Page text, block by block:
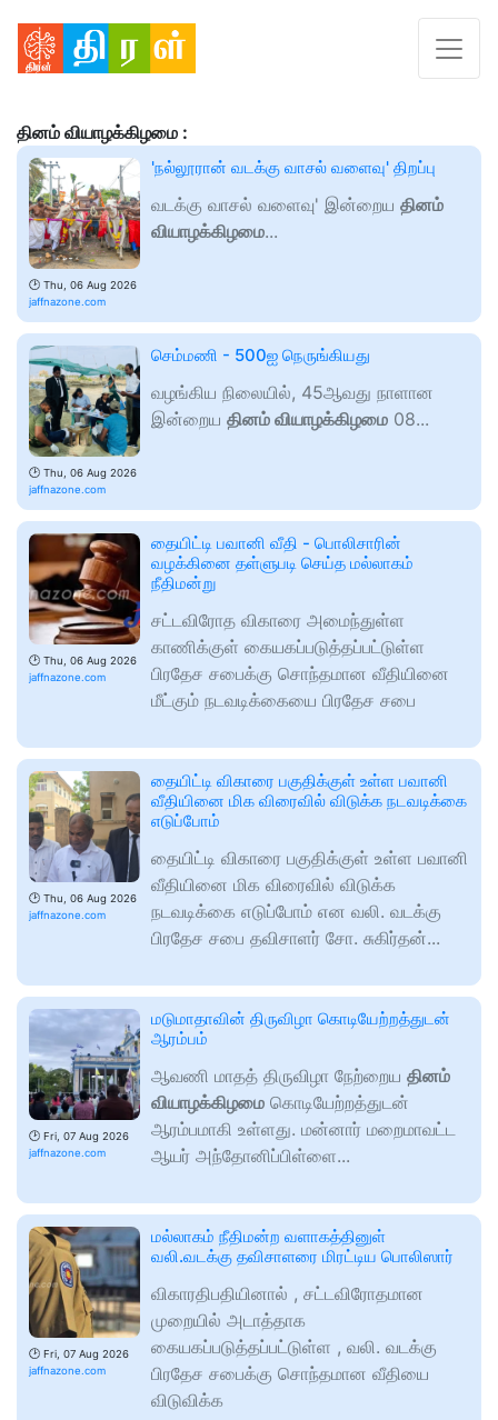
தினம் வியாழக்கிழமை :
🕑 Thu, 06 Aug 2026
jaffnazone.com
'நல்லூரான் வடக்கு வாசல் வளைவு' திறப்பு
வடக்கு வாசல் வளைவு' இன்றைய தினம்
வியாழக்கிழமை...
🕑 Thu, 06 Aug 2026
jaffnazone.com
செம்மணி - 500ஐ நெருங்கியது
வழங்கிய நிலையில், 45ஆவது நாளான
இன்றைய தினம் வியாழக்கிழமை 08...
🕑 Thu, 06 Aug 2026
jaffnazone.com
தையிட்டி பவானி வீதி - பொலிசாரின்
வழக்கினை தள்ளுபடி செய்த மல்லாகம்
நீதிமன்று
சட்டவிரோத விகாரை அமைந்துள்ள
காணிக்குள் கையகப்படுத்தப்பட்டுள்ள
பிரதேச சபைக்கு சொந்தமான வீதியினை
மீட்கும் நடவடிக்கையை பிரதேச சபை
🕑 Thu, 06 Aug 2026
jaffnazone.com
தையிட்டி விகாரை பகுதிக்குள் உள்ள பவானி
வீதியினை மிக விரைவில் விடுக்க நடவடிக்கை
எடுப்போம்
தையிட்டி விகாரை பகுதிக்குள் உள்ள பவானி
வீதியினை மிக விரைவில் விடுக்க
நடவடிக்கை எடுப்போம் என வலி. வடக்கு
பிரதேச சபை தவிசாளர் சோ. சுகிர்தன்...
🕑 Fri, 07 Aug 2026
jaffnazone.com
மடுமாதாவின் திருவிழா கொடியேற்றத்துடன்
ஆரம்பம்
ஆவணி மாதத் திருவிழா நேற்றைய தினம்
வியாழக்கிழமை கொடியேற்றத்துடன்
ஆரம்பமாகி உள்ளது. மன்னார் மறைமாவட்ட
ஆயர் அந்தோனிப்பிள்ளை...
🕑 Fri, 07 Aug 2026
jaffnazone.com
மல்லாகம் நீதிமன்ற வளாகத்தினுள்
வலி.வடக்கு தவிசாளரை மிரட்டிய பொலிஸார்
விகாரதிபதியினால் , சட்டவிரோதமான
முறையில் அடாத்தாக
கையகப்படுத்தப்பட்டுள்ள , வலி. வடக்கு
பிரதேச சபைக்கு சொந்தமான வீதியை
விடுவிக்க